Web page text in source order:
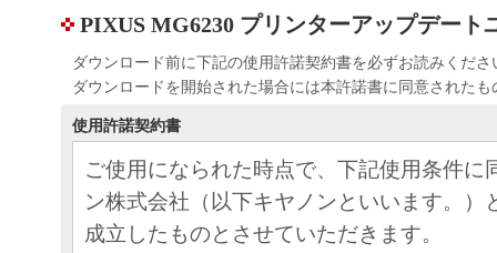
PIXUS MG6230 プリンターアップデート
ダウンロード前に下記の使用許諾契約書を必ずお読みくださ
ダウンロードを開始された場合には本許諾書に同意された
使用許諾契約書
ご使用になられた時点で、下記使用条件に
ン株式会社（以下キヤノンといいます。）
成立したものとさせていただきます。